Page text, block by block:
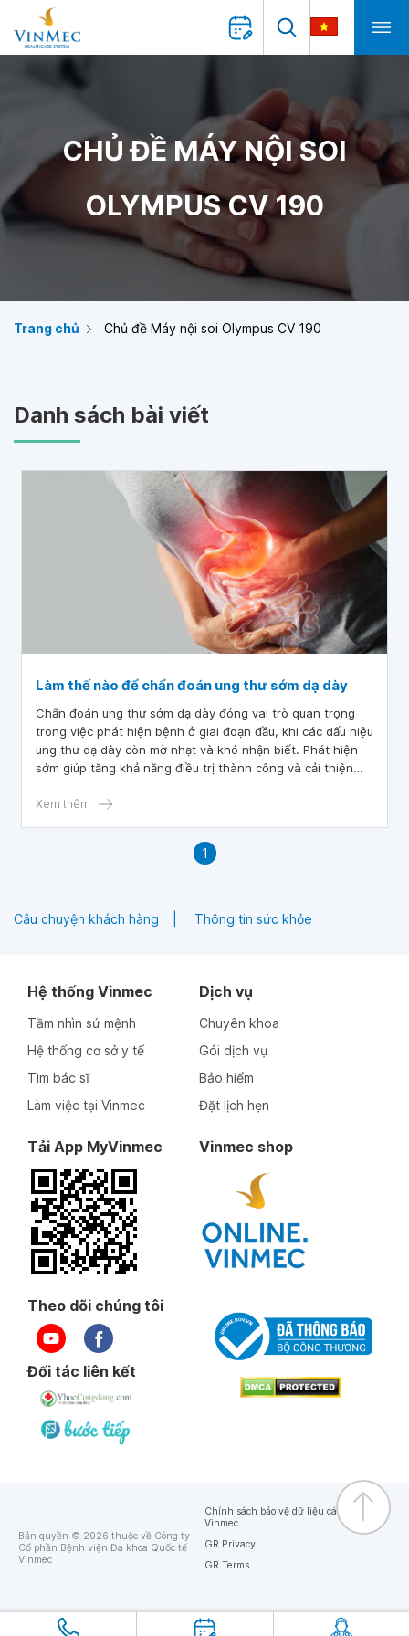
CHỦ ĐỀ MÁY NỘI SOI
OLYMPUS CV 190
Trang chủ Chủ đề Máy nội soi Olympus CV 190
Danh sách bài viết
Làm thế nào để chẩn đoán ung thư sớm dạ dày
Chẩn đoán ung thư sớm dạ dày đóng vai trò quan trọng
trong việc phát hiện bệnh ở giai đoạn đầu, khi các dấu hiệu
ung thư dạ dày còn mờ nhạt và khó nhận biết. Phát hiện
sớm giúp tăng khả năng điều trị thành công và cải thiện
áp dụng để chẩn đoán ung thư dạ dày ở giai đoạn sớm
Xem thêm
1
Câu chuyện khách hàng Thông tin sức khỏe
Hệ thống Vinmec
Tầm nhìn sứ mệnh
Hệ thống cơ sở y tế
Tìm bác sĩ
Làm việc tại Vinmec
Dịch vụ
Chuyên khoa
Gói dịch vụ
Bảo hiểm
Đặt lịch hẹn
Tải App MyVinmec Vinmec shop
Theo dõi chúng tôi
Đối tác liên kết
Bản quyền © 2026 thuộc về Công ty
Cổ phần Bệnh viện Đa khoa Quốc tế
Vinmec
Chính sách bảo vệ dữ liệu cá nhân của
Vinmec
GR Privacy
GR Terms